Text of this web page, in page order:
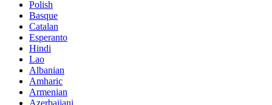
Polish
Basque
Catalan
Esperanto
Hindi
Lao
Albanian
Amharic
Armenian